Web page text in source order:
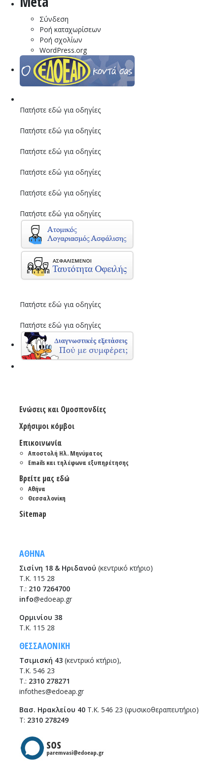
Σύνδεση
Ροή καταχωρίσεων
Ροή σχολίων
WordPress.org
Πατήστε εδώ για οδηγίες
Πατήστε εδώ για οδηγίες
Πατήστε εδώ για οδηγίες
Πατήστε εδώ για οδηγίες
Πατήστε εδώ για οδηγίες
Πατήστε εδώ για οδηγίες
Πατήστε εδώ για οδηγίες
Πατήστε εδώ για οδηγίες
Ενώσεις και Ομοσπονδίες
Χρήσιμοι κόμβοι
Επικοινωνία
Αποστολή Ηλ. Μηνύματος
Emails και τηλέφωνα εξυπηρέτησης
Βρείτε μας εδώ
Αθήνα
Θεσσαλονίκη
Sitemap
ΑΘΗΝΑ
Σισίνη 18 & Ηριδανού (κεντρικό κτήριο)
Τ.Κ. 115 28
T.: 210 7264700
info@edoeap.gr
Ορμινίου 38
Τ.Κ. 115 28
ΘΕΣΣΑΛΟΝΙΚΗ
Τσιμισκή 43 (κεντρικό κτήριο),
Τ.Κ. 546 23
T.: 2310 278271
infothes@edoeap.gr
Βασ. Ηρακλείου 40 Τ.Κ. 546 23 (φυσικοθεραπευτήριο)
Τ: 2310 278249